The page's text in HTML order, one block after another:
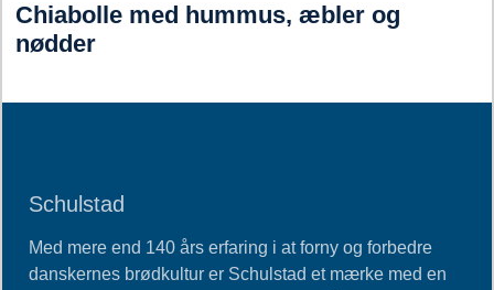
Chiabolle med hummus, æbler og
nødder
Schulstad
Med mere end 140 års erfaring i at forny og forbedre
danskernes brødkultur er Schulstad et mærke med en